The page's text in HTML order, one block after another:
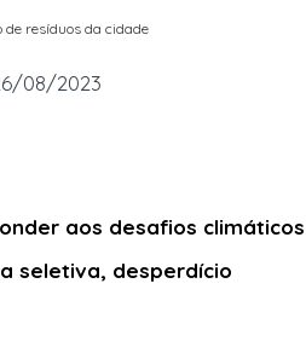
de resíduos da cidade
08/2023
aos desafios
seletiva, desperdício